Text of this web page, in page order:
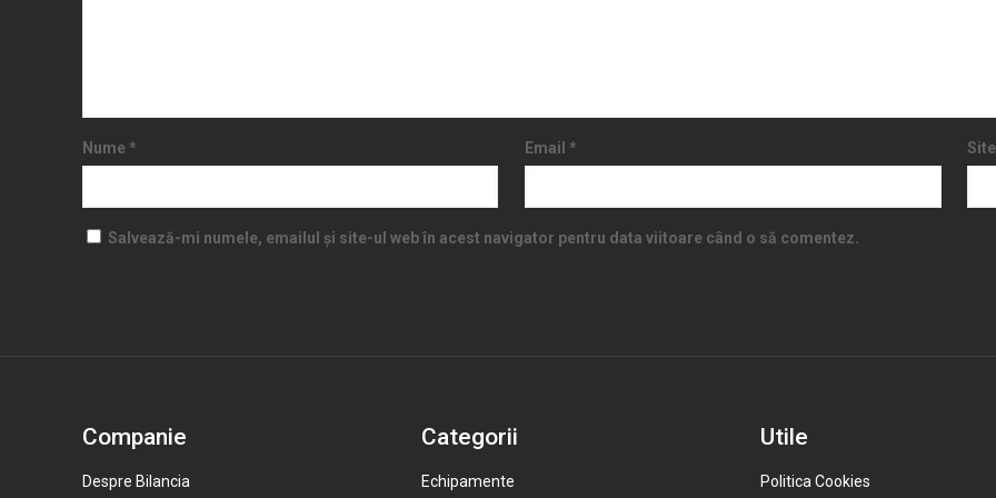
Nume* Email*
Salvează-mi numele, emailul și site-ul web în acest navigator pentru data viitoare când o să comentez.
Companie
Despre Bilancia
Categorii
Echipamente
Utile
Politica Cookies